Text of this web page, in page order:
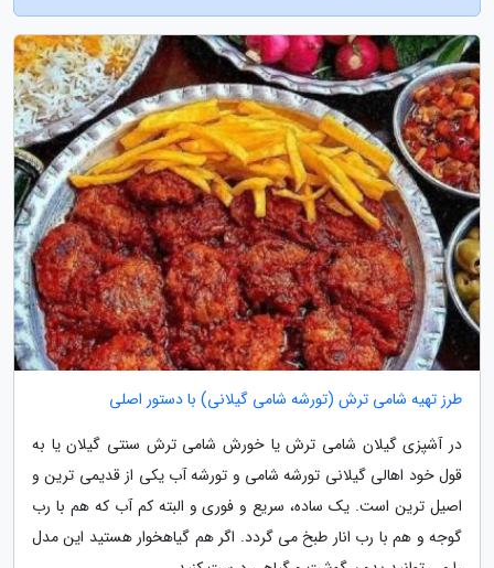
طرز تهیه شامی ترش (تورشه شامی گیلانی) با دستور اصلی
در آشپزی گیلان شامی ترش یا خورش شامی ترش سنتی گیلان یا به
قول خود اهالی گیلانی تورشه شامی و تورشه آب یکی از قدیمی ترین و
اصیل ترین است. یک ساده، سریع و فوری و البته کم آب که هم با رب
گوجه و هم با رب انار طبخ می گردد. اگر هم گیاهخوار هستید این مدل